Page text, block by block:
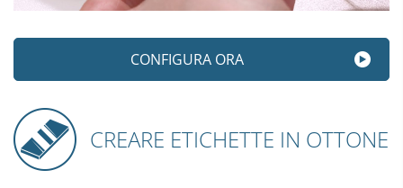
CONFIGURA ORA
CREARE ETICHETTE IN OTTONE